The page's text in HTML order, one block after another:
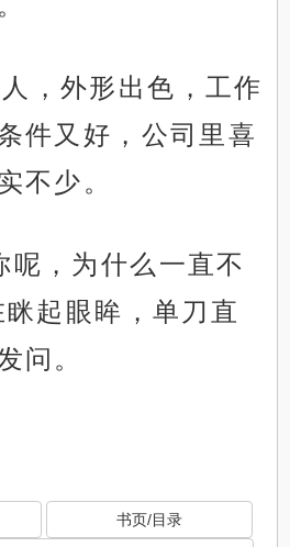
，外形出色，工作
件又好，公司里喜
不少。
呢，为什么一直不
起眼眸，单刀直
问。
书页/目录